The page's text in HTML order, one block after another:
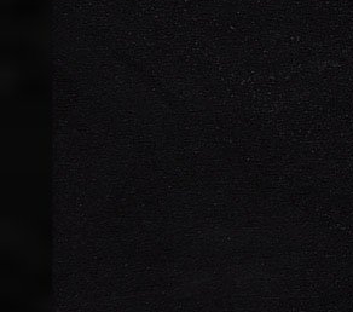
Kuru Pasta
KURU PASTA
Kuru Pasta